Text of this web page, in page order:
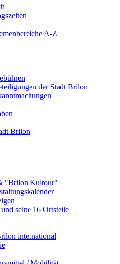
A-Z
der Stadt Brilon
Brilon
"Brilon Kultour"
seine 16 Ortsteile
international